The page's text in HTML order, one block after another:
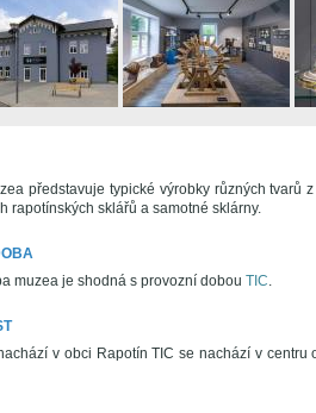
představuje typické výrobky různých tvarů
rapotínských sklářů a samotné sklárny.
muzea je shodná s provozní dobou TIC.
v obci Rapotín TIC se nachází v centru